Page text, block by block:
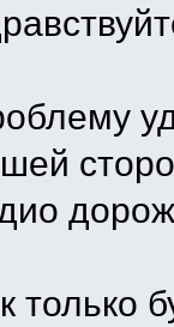
только